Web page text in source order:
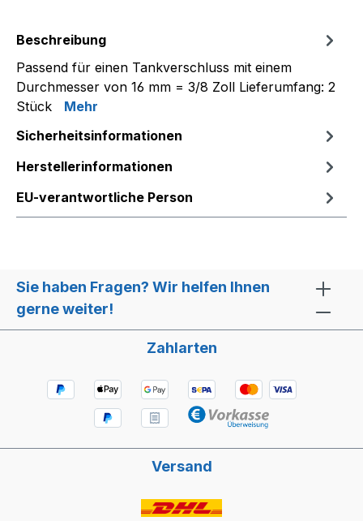
Beschreibung
Passend für einen Tankverschluss mit einem
Durchmesser von 16 mm = 3/8 Zoll Lieferumfang: 2
Stück Mehr
Sicherheitsinformationen
Herstellerinformationen
EU-verantwortliche Person
Sie haben Fragen? Wir helfen Ihnen
gerne weiter!
Zahlarten
Versand